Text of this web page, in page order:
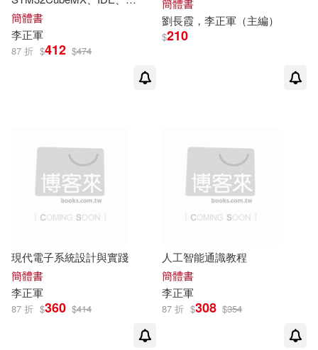
Programmer、Monitor到X-
CUBE-MCSDK的應用方法
簡體書
李正軍
87 折 $412 $474
簡體書
劉長霞， 李正軍 （主編）
$210
現代電子系統設計與實踐
簡體書
李正軍
87 折 $360 $414
人工智能通識教程
簡體書
李正軍
87 折 $308 $354